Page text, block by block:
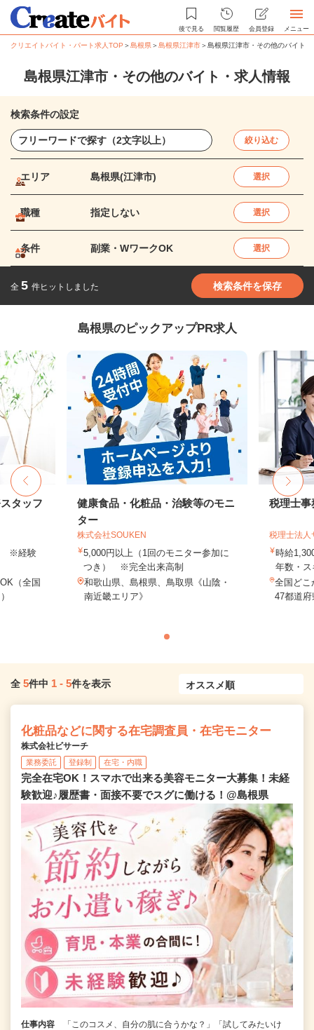
後で見る 閲覧履歴 会員登録 メニュー
クリエイトバイト・パート求人TOP ＞島根県＞島根県江津市＞島根県江津市・その他のバイト
島根県江津市・その他のバイト・求人情報
検索条件の設定
絞り込む
エリア 島根県(江津市) 選択
職種 指定しない 選択
条件 副業・WワークOK 選択
全 5 件ヒットしました 検索条件を保存
島根県のピックアップPR求人
タッフ
※経験
（全国
健康食品・化粧品・治験等のモニ
ター
株式会社SOUKEN
5,000円以上（1回のモニター参加に
つき） ※完全出来高制
和歌山県、島根県、鳥取県《山陰・
南近畿エリア》
税理士事
税理士法人
時給
年数・
全国どこ
47都道
全 5件中 1 - 5件を表示
化粧品などに関する在宅調査員・在宅モニター
株式会社ビサーチ
業務委託 登録制 在宅・内職
完全在宅OK！スマホで出来る美容モニター大募集！未経
験歓迎♪履歴書・面接不要でスグに働ける！@島根県
仕事内容
「このコスメ、自分の肌に合うかな？」「試してみたいけ